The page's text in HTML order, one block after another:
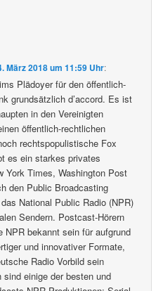
März 2018 um 11:59 Uhr:
Plädoyer für den öffentlich-
grundsätzlich d’accord. Es ist
in den Vereinigten
öffentlich-rechtlichen
rechtspopulistische Fox
es ein starkes privates
York Times, Washington Post
den Public Broadcasting
National Public Radio (NPR)
Sendern. Postcast-Hörern
NPR bekannt sein für aufgrund
und innovativer Formate,
Radio Vorbild sein
einige der besten und